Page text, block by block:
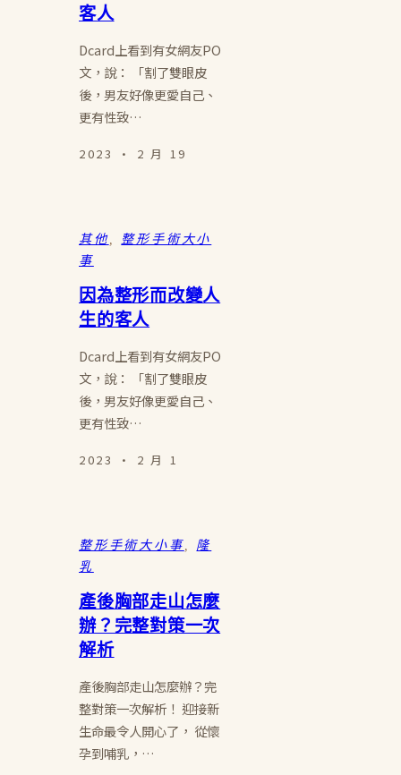
客人
Dcard上看到有女網友PO
文，說： 「割了雙眼皮
後，男友好像更愛自己、
更有性致…
2023 · 2 月 19
其他
整形手術大小
事
因為整形而改變人
生的客人
Dcard上看到有女網友PO
文，說： 「割了雙眼皮
後，男友好像更愛自己、
更有性致…
2023 · 2 月 1
整形手術大小事
隆
乳
產後胸部走山怎麼
辦？完整對策一次
解析
產後胸部走山怎麼辦？完
整對策一次解析！ 迎接新
生命最令人開心了， 從懷
孕到哺乳，…